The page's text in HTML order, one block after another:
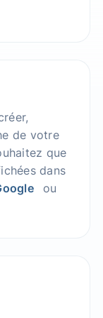
de votre
que
dans
ou